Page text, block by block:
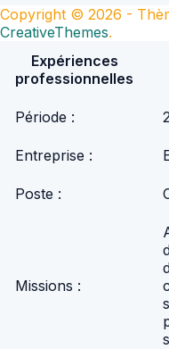
Copyright © 2026 -
CreativeThemes.
Expériences
professionnelles
Période :
Entreprise :
Poste :
Missions :